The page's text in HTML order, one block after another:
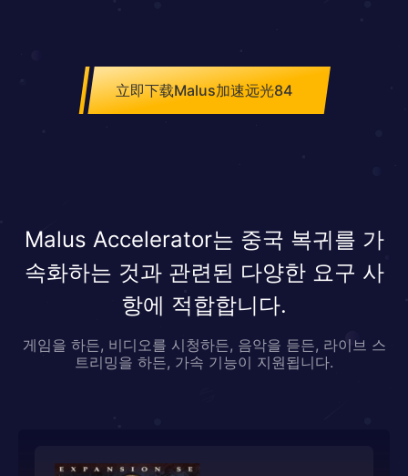
立即下载Malus加速远光84
Malus Accelerator는 중국 복귀를 가
속화하는 것과 관련된 다양한 요구 사
항에 적합합니다.
게임을 하든, 비디오를 시청하든, 음악을 듣든, 라이브 스
트리밍을 하든, 가속 기능이 지원됩니다.